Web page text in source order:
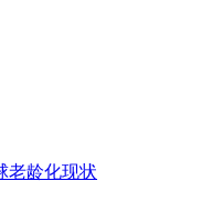
老龄化现状